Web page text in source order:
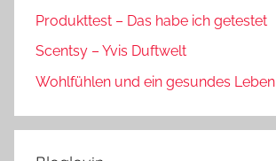
Produkttest – Das habe ich getestet
Scentsy – Yvis Duftwelt
Wohlfühlen und ein gesundes Leben